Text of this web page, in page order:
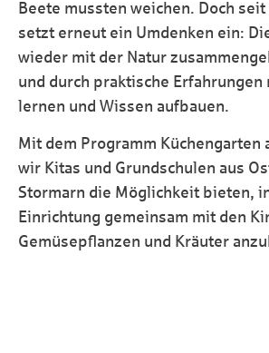
Beete mussten weichen. Doch
setzt erneut ein Umdenken ein:
wieder mit der Natur
und durch praktische Erfahrungen
lernen und Wissen aufbauen.
Mit dem Programm Küchengarten
wir Kitas und Grundschulen aus
Stormarn die Möglichkeit bieten,
Einrichtung gemeinsam mit den
Gemüsepflanzen und Kräuter